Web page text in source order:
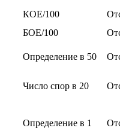
КОЕ/100
БОЕ/100
Определение в 50
Число спор в 20
Определение в 1